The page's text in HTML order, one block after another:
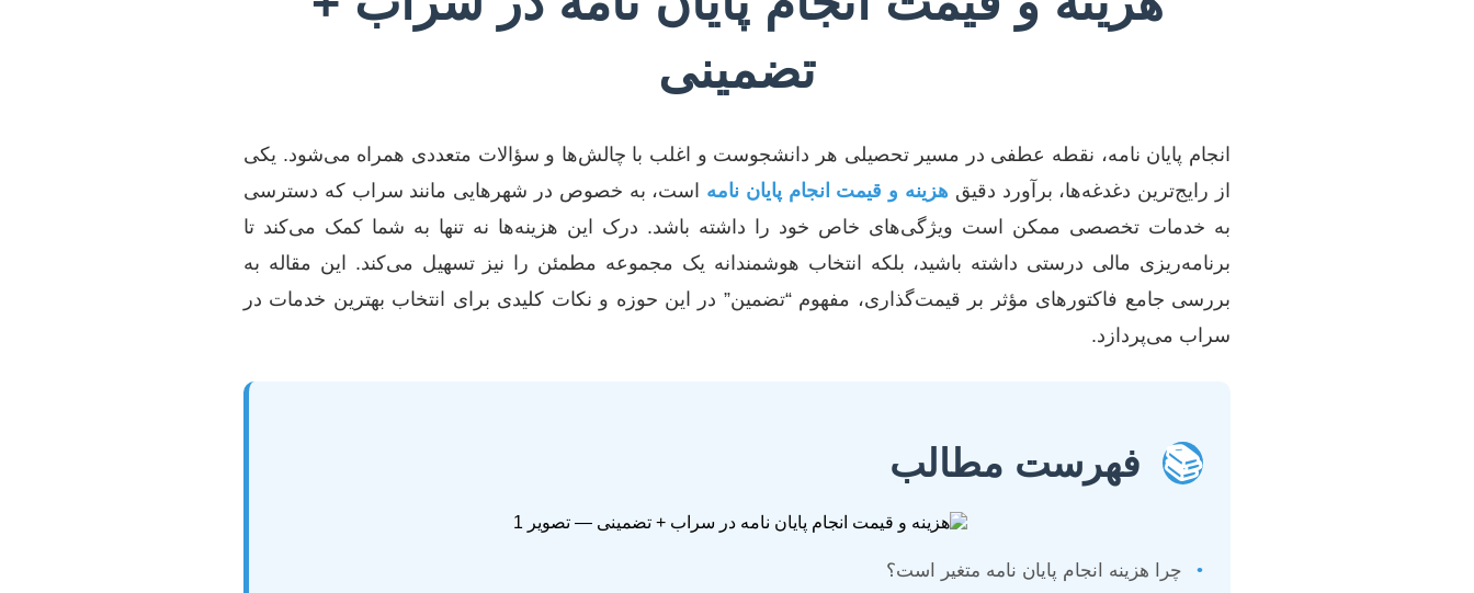
تضمینی
انجام پایان نامه، نقطه عطفی در مسیر تحصیلی هر دانشجوست و اغلب با چالش‌ها و سؤالات متعددی همراه می‌شود. یکی
از رایج‌ترین دغدغه‌ها، برآورد دقیق هزینه و قیمت انجام پایان نامه است، به خصوص در شهرهایی مانند سراب که دسترسی
به خدمات تخصصی ممکن است ویژگی‌های خاص خود را داشته باشد. درک این هزینه‌ها نه تنها به شما کمک می‌کند تا
برنامه‌ریزی مالی درستی داشته باشید، بلکه انتخاب هوشمندانه یک مجموعه مطمئن را نیز تسهیل می‌کند. این مقاله به
بررسی جامع فاکتورهای مؤثر بر قیمت‌گذاری، مفهوم “تضمین” در این حوزه و نکات کلیدی برای انتخاب بهترین خدمات در
سراب می‌پردازد.
📚 فهرست مطالب
•
چرا هزینه انجام پایان نامه متغیر است؟